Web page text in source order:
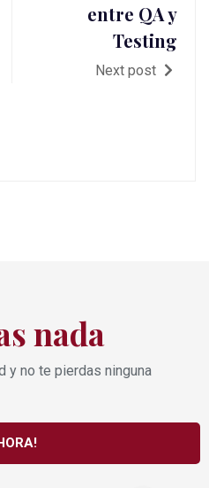
entre QA y
Testing
Next post
nada
y no te pierdas ninguna